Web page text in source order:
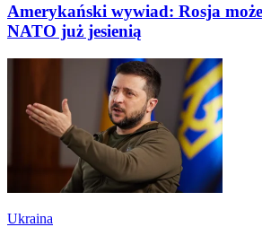
Amerykański wywiad: Rosja
NATO już jesienią
Ukraina